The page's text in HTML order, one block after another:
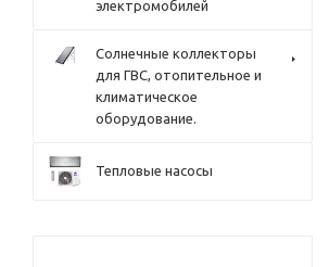
электромобилей
Солнечные коллекторы
для ГВС, отопительное и
климатическое
оборудование.
Тепловые насосы